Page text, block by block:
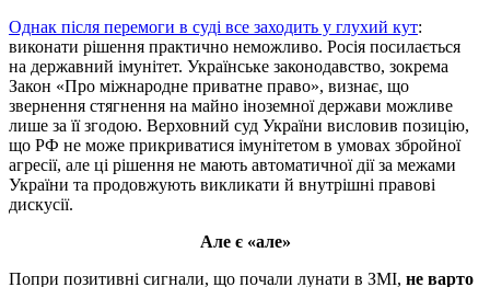
Однак після перемоги в суді все заходить у глухий кут:
виконати рішення практично неможливо. Росія посилається
на державний імунітет. Українське законодавство, зокрема
Закон «Про міжнародне приватне право», визнає, що
звернення стягнення на майно іноземної держави можливе
лише за її згодою. Верховний суд України висловив позицію,
що РФ не може прикриватися імунітетом в умовах збройної
агресії, але ці рішення не мають автоматичної дії за межами
України та продовжують викликати й внутрішні правові
дискусії.
Але є «але»
Попри позитивні сигнали, що почали лунати в ЗМІ, не варто